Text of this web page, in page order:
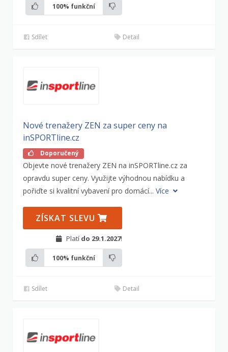
100% funkční
Sdílet Detail
Nové trenažery ZEN za super ceny na
inSPORTline.cz
Doporučený
Objevte nové trenažery ZEN na inSPORTline.cz za
opravdu super ceny. Využijte výhodnou nabídku a
pořiďte si kvalitní vybavení pro domácí... Více
ZÍSKAT SLEVU
Platí do 29.1.2027!
100% funkční
Sdílet Detail